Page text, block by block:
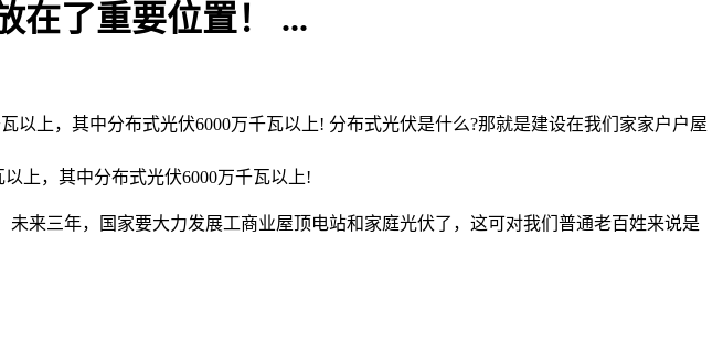
在了重要位置！ ...
以上，其中分布式光伏6000万千瓦以上! 分布式光伏是什么?那就是建设在我们家家户户屋
上，其中分布式光伏6000万千瓦以上!
三年，国家要大力发展工商业屋顶电站和家庭光伏了，这可对我们普通老百姓来说是